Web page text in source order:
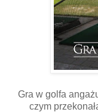
Gra w golfa
czym